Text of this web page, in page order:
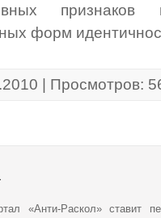
признаков
форм
| Просмотров:
«Анти-Раскол» ставит